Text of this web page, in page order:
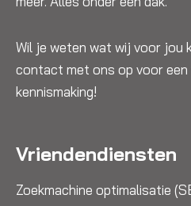
Wil je weten wat wij voor jou
contact met ons op voor een
kennismaking!
Vriendendiensten
Zoekmachine optimalisatie